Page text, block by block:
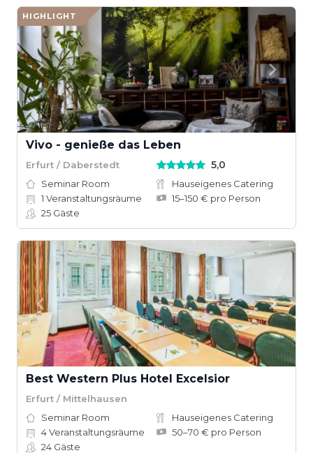
HIGHLIGHT
Vivo - genieße das Leben
Erfurt / Daberstedt 5,0
Seminar Room
Hauseigenes Catering
1 Veranstaltungsräume
15–150 € pro Person
25 Gäste
Best Western Plus Hotel Excelsior
Erfurt / Mittelhausen
Seminar Room
Hauseigenes Catering
4Veranstaltungsräume
50–70 € pro Person
24 Gäste